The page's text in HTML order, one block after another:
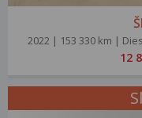
2022 | 153 330 km |
12